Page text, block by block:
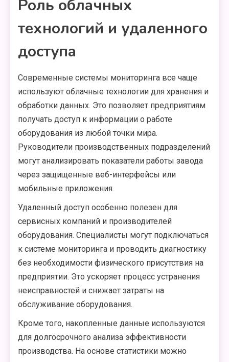
Роль облачных
технологий и удаленного
доступа
Современные системы мониторинга все чаще
используют облачные технологии для хранения и
обработки данных. Это позволяет предприятиям
получать доступ к информации о работе
оборудования из любой точки мира.
Руководители производственных подразделений
могут анализировать показатели работы завода
через защищенные веб-интерфейсы или
мобильные приложения.
Удаленный доступ особенно полезен для
сервисных компаний и производителей
оборудования. Специалисты могут подключаться
к системе мониторинга и проводить диагностику
без необходимости физического присутствия на
предприятии. Это ускоряет процесс устранения
неисправностей и снижает затраты на
обслуживание оборудования.
Кроме того, накопленные данные используются
для долгосрочного анализа эффективности
производства. На основе статистики можно